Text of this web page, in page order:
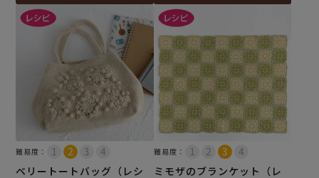
難易度：
ベリートートバッグ（レシ
難易度：
ミモザのブランケット（レ